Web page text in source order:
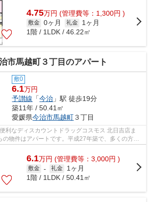
様にご満足してい...
4.75万円 (管理費等：1,300円 )
敷金 0ヶ月 礼金
1ヶ月
1階 / 1LDK / 46.22㎡
市馬越町３丁目のアパート
敷0
6.1万円
予讃線 「今治 」駅 徒歩19分
築11年 / 50.41㎡
愛媛県今治市馬越町３丁目
利なディスカウントドラッグコスモス 北日吉店ま
の物件はアパートです。平成27年築で、多くの方が
す。ゴミ出しを楽...
6.1万円 (管理費等：3,000円 )
敷金 - 礼金
1ヶ月
1階 / 1LDK / 50.41㎡